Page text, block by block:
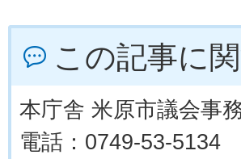
この記事に
本庁舎 米原市議会事
電話：0749-53-5134